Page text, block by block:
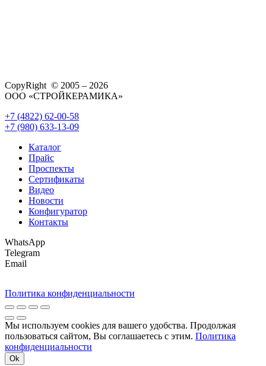
CopyRight © 2005 – 2026
ООО «СТРОЙКЕРАМИКА»
+7 (4822) 62-00-58
+7 (980) 633-13-09
Каталог
Прайс
Проспекты
Сертификаты
Видео
Новости
Конфигуратор
Контакты
WhatsApp
Telegram
Email
Политика конфиденциальности
Мы используем cookies для вашего удобства. Продолжая
пользоваться сайтом, Вы соглашаетесь с этим. Политика
конфиденциальности
Ok